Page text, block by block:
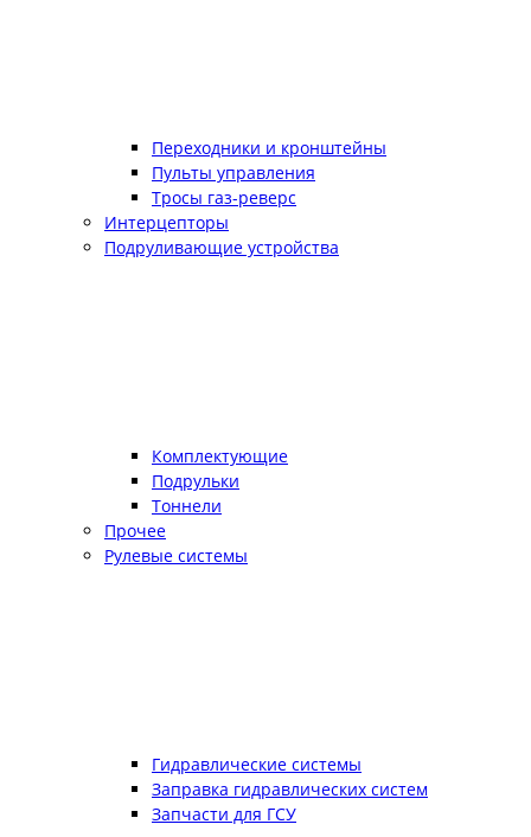
Переходники и кронштейны
Пульты управления
Тросы газ-реверс
Интерцепторы
Подруливающие устройства
Комплектующие
Подрульки
Тоннели
Прочее
Рулевые системы
Гидравлические системы
Заправка гидравлических систем
Запчасти для ГСУ